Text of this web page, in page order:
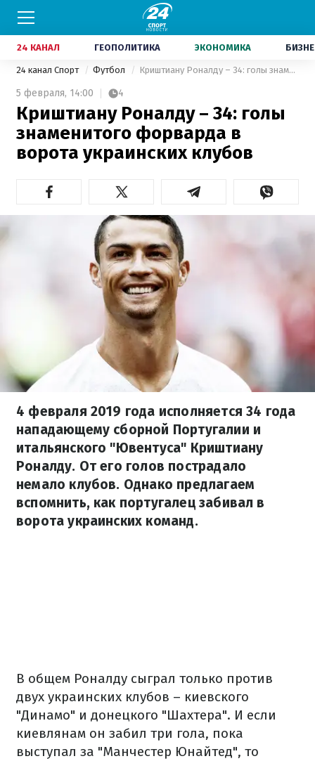
24 КАНАЛ ГЕОПОЛИТИКА ЭКОНОМИКА
24 канал Спорт Футбол Криштиану Роналду – 34: голы знаменитого форварда в ворота украинских клубов
5 февраля, 14:00 4
Криштиану Роналду – 34: голы
знаменитого форварда в
ворота украинских клубов
4 февраля 2019 года исполняется 34 года
нападающему сборной Португалии и
итальянского "Ювентуса" Криштиану
Роналду. От его голов пострадало
немало клубов. Однако предлагаем
вспомнить, как португалец забивал в
ворота украинских команд.
В общем Роналду сыграл только против
двух украинских клубов – киевского
"Динамо" и донецкого "Шахтера". И если
киевлянам он забил три гола, пока
выступал за "Манчестер Юнайтед", то